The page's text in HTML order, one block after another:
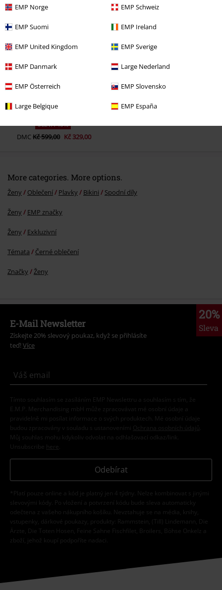
EMP Norge EMP Schweiz
EMP Suomi EMP Ireland
EMP United Kingdom EMP Sverige
EMP Danmark Large Nederland
EMP Österreich EMP Slovensko
Large Belgique EMP España
Naposledy navštívené
SLEVA 45%
DMCKč 599,00 Kč 329,00
More categories. More options.
Ženy Oblečení Plavky Bikini Spodní díly
Ženy EMP značky
Ženy Exkluzivní
Témata Černé oblečení
Značky Ženy
20%
Sleva
E-Mail Newsletter
Získejte 20% slevový poukaz, když se přihlásíte
teď! Více
Tímto souhlasím se zasíláním EMP Newslettru a souhlasím s tím, že
E.M.P. Merchandising mbH může zpracovávat mé osobní údaje a
pravidelně mi posílat informace o svých produktech. Mé osobní údaje
budou zpracovány v souladu s ustanoveními
Ochrana osobních údajů
Můj souhlas mohu kdykoliv odvolat na odhlašovací odkaz/link.
Unsubscribe here
Odebírat
*Platí pouze online a kód je platný jen 4 týdny. Nelze kombinovat s jinými
slevovými kódy. Po vložení a potvrzení kódu bude sleva automaticky
odečtena z vašeho nákupního košíku. Nevztahuje se na média, knihy,
vstupenky, dárkové poukazy, produkty: Rammstein, (Till) Lindemann, Die
Ärzte, Die Toten Hosen, Feine Sahne Fischfilet, Broilers, Böhse Onkelz a
zboží, jehož koupí podpoříte nadaci.